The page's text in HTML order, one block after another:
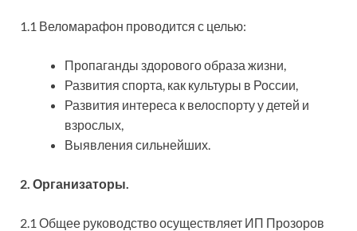
1.1 Веломарафон проводится с целью:
Пропаганды здорового образа жизни,
Развития спорта, как культуры в России,
Развития интереса к велоспорту у детей и
взрослых,
Выявления сильнейших.
2. Организаторы.
2.1 Общее руководство осуществляет ИП Прозоров